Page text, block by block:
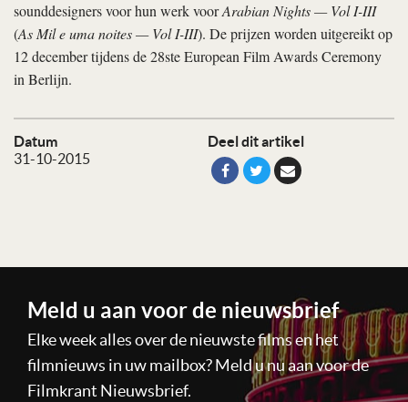
Datum
31-10-2015
Deel dit artikel
sounddesigners voor hun werk voorArabian Nights — Vol I-III
(As Mil e uma noites — Vol I-III). De prijzen worden uitgereikt op
12 december tijdens de 28ste European Film Awards Ceremony
in Berlijn.
Meld u aan voor de nieuwsbrief
Elke week alles over de nieuwste films en het
filmnieuws in uw mailbox? Meld u nu aan voor de
Filmkrant Nieuwsbrief.